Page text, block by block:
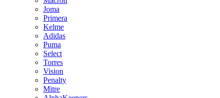
Joma
Primera
Kelme
Adidas
Puma
Select
Torres
Vision
Penalty
Mitre